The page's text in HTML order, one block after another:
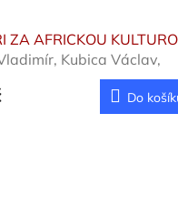
ZA AFRICKOU
Kubica Václav,
Do